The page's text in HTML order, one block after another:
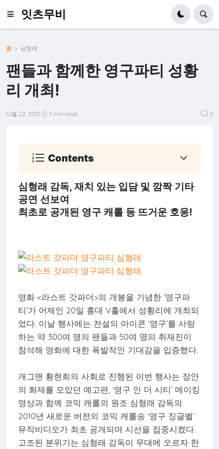
잇츠무비
홈 심형래
팬들과 함께한 영구파티 성황
리 개최!
12월 22, 2010 1 min read 0
Contents
심형래 감독, 재치 있는 입담 및 깜짝 기타
공연 선보여
최초로 공개된 영구 캐롤 등 뜨거운 호응!
영화 <라스트 갓파더>의 개봉을 기념한 ‘영구파
티’가 어제인 20일 홍대 V홀에서 성황리에 개최되
었다. 이날 행사에는 전설의 아이콘 ‘영구’를 사랑
하는 약 300여 명의 팬들과 50여 명의 취재진이
참석해 영화에 대한 폭발적인 기대감을 입증했다.
개그맨 황현희의 사회로 진행된 이번 행사는 장안
의 화제를 모았던 예고편, ‘영구 인 더 시티’ 메이킹
영상과 함께 코믹 캐롤의 원조 심형래 감독의
2010년 새로운 버전의 코믹 캐롤송 ‘영구 징글벨’
뮤직비디오가 최초 공개되며 시선을 집중시켰다.
고조된 분위기는 심형래 감독이 무대에 오르자 한